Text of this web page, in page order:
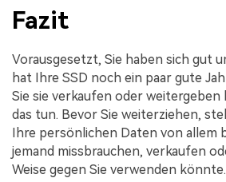
Fazit
Vorausgesetzt, Sie haben sich gut
hat Ihre SSD noch ein paar gute
Sie sie verkaufen oder
das tun. Bevor Sie weiterziehen,
Ihre persönlichen Daten von allem
jemand missbrauchen, verkaufen
Weise gegen Sie verwenden könnte.